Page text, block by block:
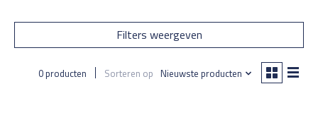
Filters weergeven
0 producten Sorteren op Nieuwste producten